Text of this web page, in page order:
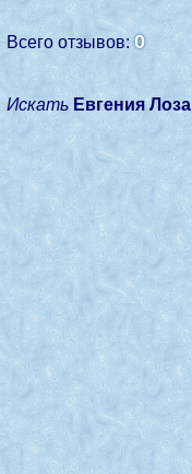
Всего отзывов:0
Искать Евгения Лоза